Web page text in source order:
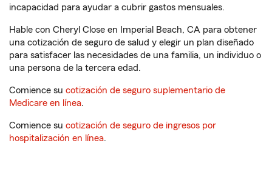
incapacidad para ayudar a cubrir gastos mensuales.
Hable con Cheryl Close en Imperial Beach, CA para obtener
una cotización de seguro de salud y elegir un plan diseñado
para satisfacer las necesidades de una familia, un individuo o
una persona de la tercera edad.
Comience su cotización de seguro suplementario de
Medicare en línea.
Comience su cotización de seguro de ingresos por
hospitalización en línea.